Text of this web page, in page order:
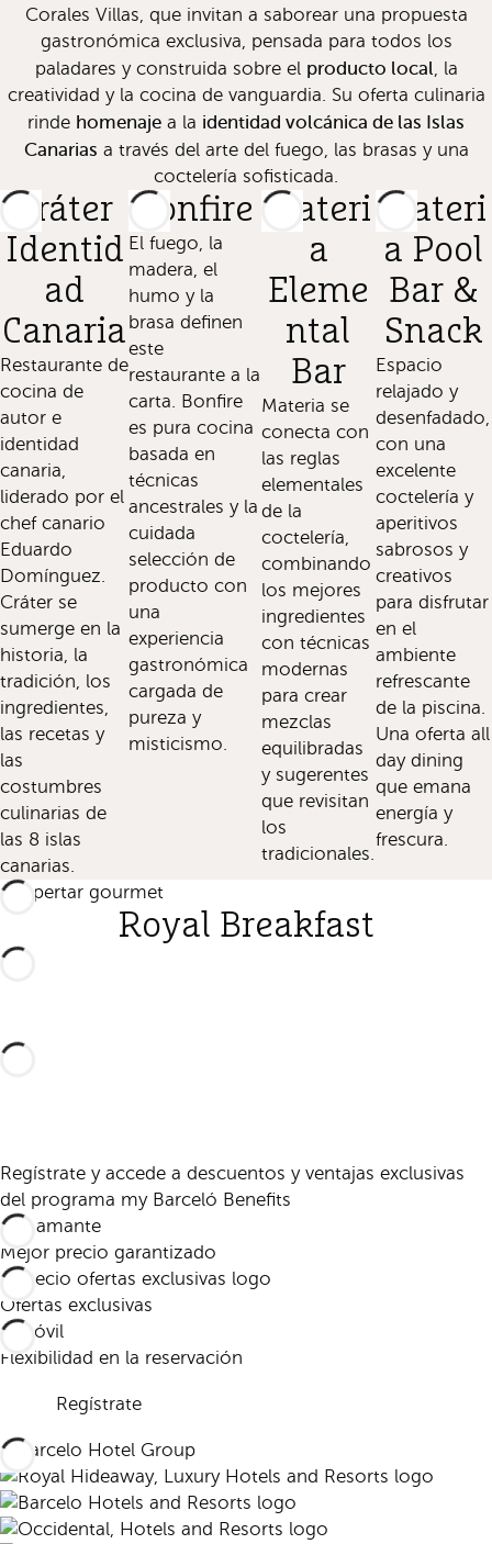
Corales Villas, que invitan a saborear una propuesta
gastronómica exclusiva, pensada para todos los
paladares y construida sobre el producto local, la
creatividad y la cocina de vanguardia. Su oferta culinaria
rinde homenaje a la identidad volcánica de las Islas
Canarias a través del arte del fuego, las brasas y una
coctelería sofisticada.
Cráter
Identid
ad
Canaria
Restaurante de
cocina de
autor e
identidad
canaria,
liderado por el
chef canario
Eduardo
Domínguez.
Cráter se
sumerge en la
historia, la
tradición, los
ingredientes,
las recetas y
las
costumbres
culinarias de
las 8 islas
canarias.
Bonfire
El fuego, la
madera, el
humo y la
brasa definen
este
restaurante a la
carta. Bonfire
es pura cocina
basada en
técnicas
ancestrales y la
cuidada
selección de
producto con
una
experiencia
gastronómica
cargada de
pureza y
misticismo.
Materi
a
Eleme
ntal
Bar
Materia se
conecta con
las reglas
elementales
de la
coctelería,
combinando
los mejores
ingredientes
con técnicas
modernas
para crear
mezclas
equilibradas
y sugerentes
que revisitan
los
tradicionales.
Materi
a Pool
Bar &
Snack
Espacio
relajado y
desenfadado,
con una
excelente
coctelería y
aperitivos
sabrosos y
creativos
para disfrutar
en el
ambiente
refrescante
de la piscina.
Una oferta all
day dining
que emana
energía y
frescura.
Despertar gourmet
Royal Breakfast
Regístrate y accede a descuentos y ventajas exclusivas
del programa my Barceló Benefits
Mejor precio garantizado
Ofertas exclusivas
Flexibilidad en la reservación
Regístrate